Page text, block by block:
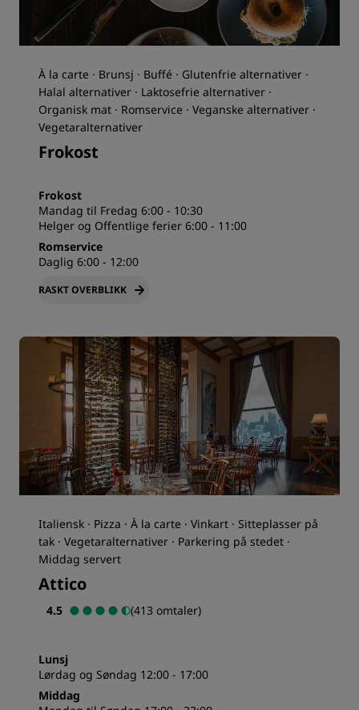
À la carte · Brunsj · Buffé · Glutenfrie alternativer ·
Halal alternativer · Laktosefrie alternativer ·
Organisk mat · Romservice · Veganske alternativer ·
Vegetaralternativer
Frokost
Frokost
Mandag til Fredag 6:00 - 10:30
Helger og Offentlige ferier 6:00 - 11:00
Romservice
Daglig 6:00 - 12:00
RASKT OVERBLIKK
Italiensk · Pizza · À la carte · Vinkart · Sitteplasser på
tak · Vegetaralternativer · Parkering på stedet ·
Middag servert
Attico
4.5 (413 omtaler)
Lunsj
Lørdag og Søndag 12:00 - 17:00
Middag